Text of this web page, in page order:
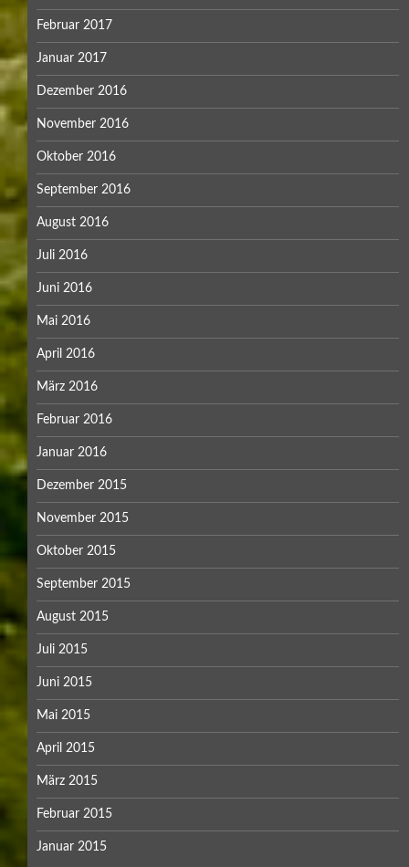
Februar 2017
Januar 2017
Dezember 2016
November 2016
Oktober 2016
September 2016
August 2016
Juli 2016
Juni 2016
Mai 2016
April 2016
März 2016
Februar 2016
Januar 2016
Dezember 2015
November 2015
Oktober 2015
September 2015
August 2015
Juli 2015
Juni 2015
Mai 2015
April 2015
März 2015
Februar 2015
Januar 2015